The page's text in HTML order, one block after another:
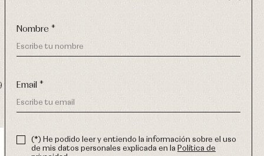
270-email:
Nombre *
Email *
(*) He podido leer y entiendo la información sobre el uso
de mis datos personales explicada en la Política de